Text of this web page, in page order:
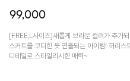
99,000
[FREE,L사이즈]새롭게 브라운 컬러가 추가
스커트를 코디한 듯 연출되는 아이템! 허리스
디테일로 스타일리시한 매력~